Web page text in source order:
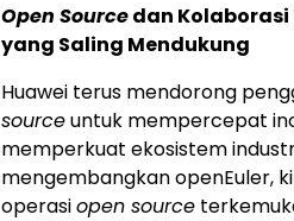
Open Sourcedan Kolaborasi
yang Saling Mendukung
Huawei terus mendorong
sourceuntuk mempercepat
memperkuat ekosistem
mengembangkan openEuler,
operasiopen source